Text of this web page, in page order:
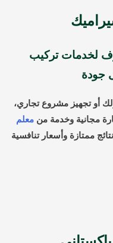
لخدمات تركيب
جودة
أو تجهيز مشروع تجاري،
مجانية وخدمة منمعلم